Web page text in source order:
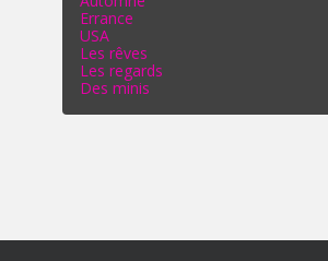
Errance
USA
Les rêves
Les regards
Des minis